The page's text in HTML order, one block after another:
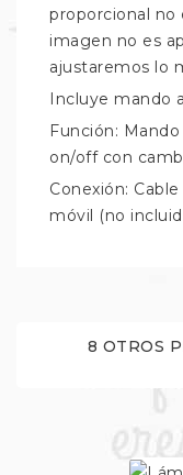
proporcional no
imagen no es
ajustaremos lo
Incluye mando
Función:
on/off con
Conexión:
móvil (no
8 OTROS